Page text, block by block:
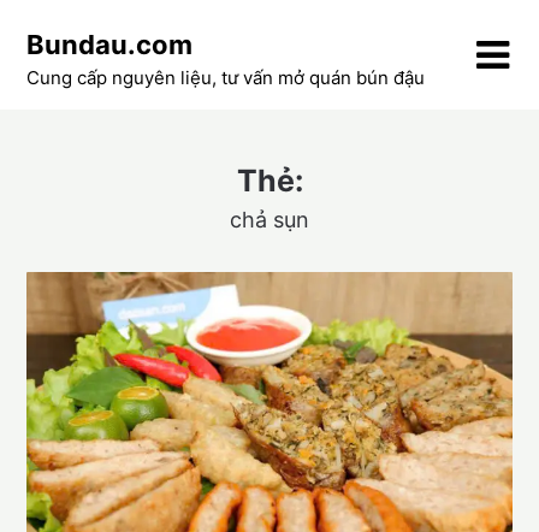
content
Bundau.com
Cung cấp nguyên liệu, tư vấn mở quán bún đậu
Thẻ:
chả sụn